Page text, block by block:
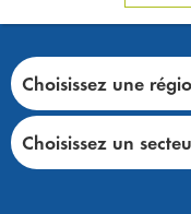
Choisissez une
Choisissez un